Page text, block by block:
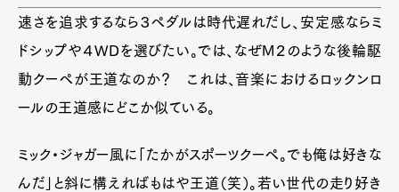
速さを追求するなら３ペダルは時代遅れだし、安定感ならミ
ドシップや４WDを選びたい。では、なぜM２のような後輪駆
動クーペが王道なのか？ これは、音楽におけるロックンロ
ールの王道感にどこか似ている。
ミック・ジャガー風に「たかがスポーツクーペ。でも俺は好きな
んだ」と斜に構えればもはや王道（笑）。若い世代の走り好き